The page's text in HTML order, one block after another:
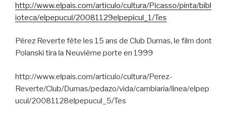
http://www.elpais.com/articulo/cultura/Picasso/pinta/bibl
ioteca/elpepucul/20081129elpepicul_1/Tes
Pérez Reverte fête les 15 ans de Club Dumas, le film dont
Polanski tira la Neuvième porte en 1999
http://www.elpais.com/articulo/cultura/Perez-
Reverte/Club/Dumas/pedazo/vida/cambiaria/linea/elpep
ucul/20081128elpepucul_5/Tes